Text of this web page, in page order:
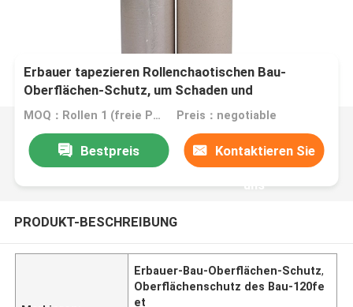
Erbauer tapezieren Rollenchaotischen Bau-
Oberflächen-Schutz, um Schaden und
Verzögerung zu verhindern
MOQ：Rollen 1 (freie Probe der Größe A4) Preis：negotiable
Bestpreis Kontaktieren Sie
uns
PRODUKT-BESCHREIBUNG
Erbauer-Bau-Oberflächen-Schutz,
Oberflächenschutz des Bau-120fe
et